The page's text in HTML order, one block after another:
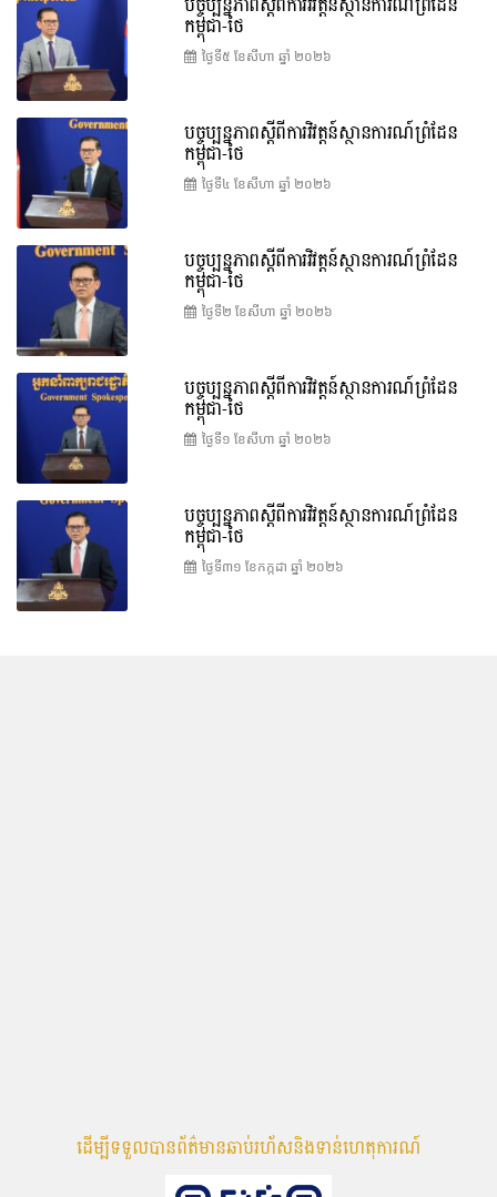
កម្ពុជា-ថៃ
ថ្ងៃទី៥ ខែ​សីហា ឆ្នាំ ២០២៦
បច្ចុប្បន្នភាពស្ដីពីការវិវត្តន៍ស្ថានការណ៍ព្រំដែន
កម្ពុជា-ថៃ
ថ្ងៃទី៤ ខែ​សីហា ឆ្នាំ ២០២៦
បច្ចុប្បន្នភាពស្ដីពីការវិវត្តន៍ស្ថានការណ៍ព្រំដែន
កម្ពុជា-ថៃ
ថ្ងៃទី២ ខែ​សីហា ឆ្នាំ ២០២៦
បច្ចុប្បន្នភាពស្ដីពីការវិវត្តន៍ស្ថានការណ៍ព្រំដែន
កម្ពុជា-ថៃ
ថ្ងៃទី១ ខែ​សីហា ឆ្នាំ ២០២៦
បច្ចុប្បន្នភាពស្ដីពីការវិវត្តន៍ស្ថានការណ៍ព្រំដែន
កម្ពុជា-ថៃ
ថ្ងៃទី៣១ ខែ​កក្កដា ឆ្នាំ ២០២៦
ដើម្បីទទួលបានព័ត៌មានឆាប់រហ័សនិងទាន់ហេតុការណ៍